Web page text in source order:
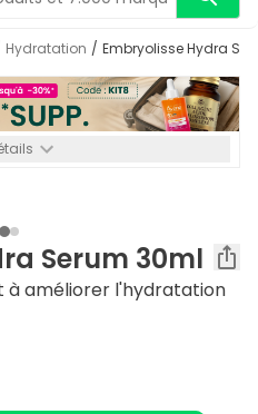
Hydratation / Embryolisse Hydra
Serum 30ml
à améliorer l'hydratation